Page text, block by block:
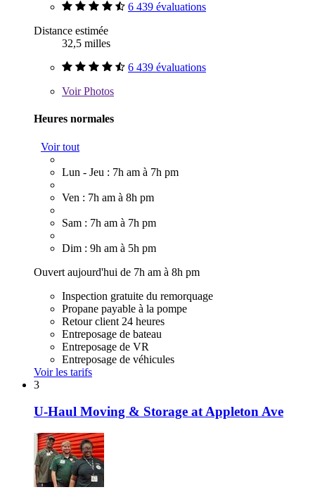
6 439 évaluations
Distance estimée
32,5 milles
6 439 évaluations
VoirPhotos
Heures normales
Voir tout
Lun - Jeu : 7h am à 7h pm
Ven : 7h am à 8h pm
Sam : 7h am à 7h pm
Dim : 9h am à 5h pm
Ouvert aujourd'hui de 7h am à 8h pm
Inspection gratuite du remorquage
Propane payable à la pompe
Retour client 24 heures
Entreposage de bateau
Entreposage de VR
Entreposage de véhicules
Voir les tarifs
3
U-Haul Moving & Storage at Appleton Ave